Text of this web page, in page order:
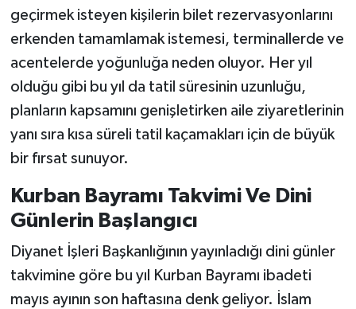
geçirmek isteyen kişilerin bilet rezervasyonlarını
erkenden tamamlamak istemesi, terminallerde ve
acentelerde yoğunluğa neden oluyor. Her yıl
olduğu gibi bu yıl da tatil süresinin uzunluğu,
planların kapsamını genişletirken aile ziyaretlerinin
yanı sıra kısa süreli tatil kaçamakları için de büyük
bir fırsat sunuyor.
Kurban Bayramı Takvimi Ve Dini
Günlerin Başlangıcı
Diyanet İşleri Başkanlığının yayınladığı dini günler
takvimine göre bu yıl Kurban Bayramı ibadeti
mayıs ayının son haftasına denk geliyor. İslam